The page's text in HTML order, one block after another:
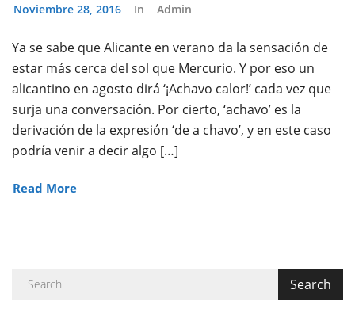
Noviembre 28, 2016 In Admin
Ya se sabe que Alicante en verano da la sensación de
estar más cerca del sol que Mercurio. Y por eso un
alicantino en agosto dirá ‘¡Achavo calor!’ cada vez que
surja una conversación. Por cierto, ‘achavo’ es la
derivación de la expresión ‘de a chavo’, y en este caso
podría venir a decir algo […]
Read More